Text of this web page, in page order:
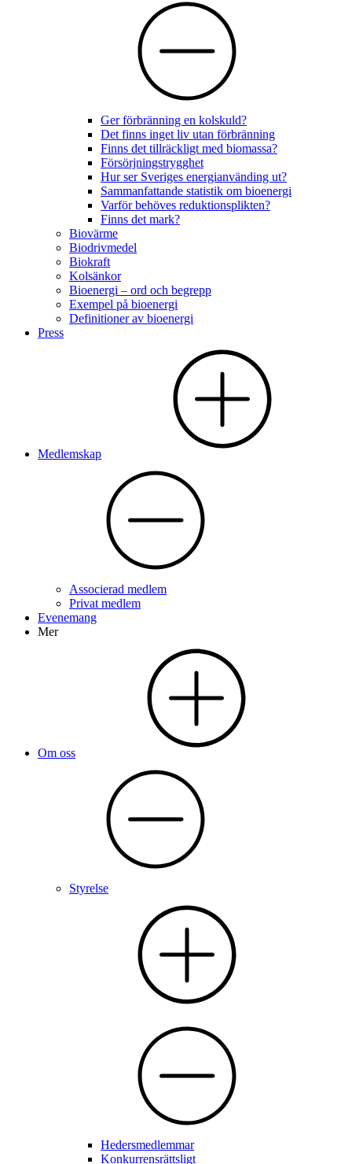
Ger förbränning en kolskuld?
Det finns inget liv utan förbränning
Finns det tillräckligt med biomassa?
Försörjningstrygghet
Hur ser Sveriges energianvänding ut?
Sammanfattande statistik om bioenergi
Varför behöves reduktionsplikten?
Finns det mark?
Biovärme
Biodrivmedel
Biokraft
Kolsänkor
Bioenergi – ord och begrepp
Exempel på bioenergi
Definitioner av bioenergi
Press
Medlemskap
Associerad medlem
Privat medlem
Evenemang
Mer
Om oss
Styrelse
Hedersmedlemmar
Konkurrensrättsligt